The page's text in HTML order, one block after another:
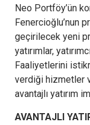
Neo Portföy’ün
Fenercioğlu’nun
geçirilecek yeni
yatırımlar,
Faaliyetlerini
verdiği hizmetler
avantajlı yatırım
AVANTAJLI